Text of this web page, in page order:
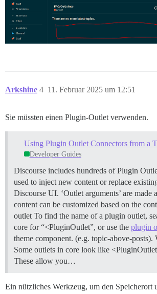
Arkshine 11. Februar 2025 um 12:51
4
Sie müssten einen Plugin-Outlet verwenden.
Using Plugin Outlet Connectors from a
Developer Guides
Discourse includes hundreds of Plugin
used to inject new content or replace
Discourse UI. ‘Outlet arguments’ are made
content can be customized based on the
outlet To find the name of a plugin outlet,
core for “<PluginOutlet”, or use the plugin
theme component. (e.g. topic-above-posts).
Some outlets in core look like
These allow you…
Ein nützliches Werkzeug, um den Speicherort